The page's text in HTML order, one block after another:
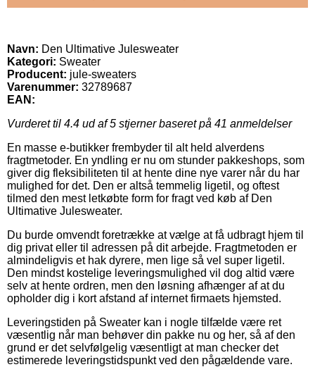
Navn: Den Ultimative Julesweater
Kategori: Sweater
Producent: jule-sweaters
Varenummer: 32789687
EAN:
Vurderet til 4.4 ud af 5 stjerner baseret på 41 anmeldelser
En masse e-butikker frembyder til alt held alverdens
fragtmetoder. En yndling er nu om stunder pakkeshops, som
giver dig fleksibiliteten til at hente dine nye varer når du har
mulighed for det. Den er altså temmelig ligetil, og oftest
tilmed den mest letkøbte form for fragt ved køb af Den
Ultimative Julesweater.
Du burde omvendt foretrække at vælge at få udbragt hjem til
dig privat eller til adressen på dit arbejde. Fragtmetoden er
almindeligvis et hak dyrere, men lige så vel super ligetil.
Den mindst kostelige leveringsmulighed vil dog altid være
selv at hente ordren, men den løsning afhænger af at du
opholder dig i kort afstand af internet firmaets hjemsted.
Leveringstiden på Sweater kan i nogle tilfælde være ret
væsentlig når man behøver din pakke nu og her, så af den
grund er det selvfølgelig væsentligt at man checker det
estimerede leveringstidspunkt ved den pågældende vare.